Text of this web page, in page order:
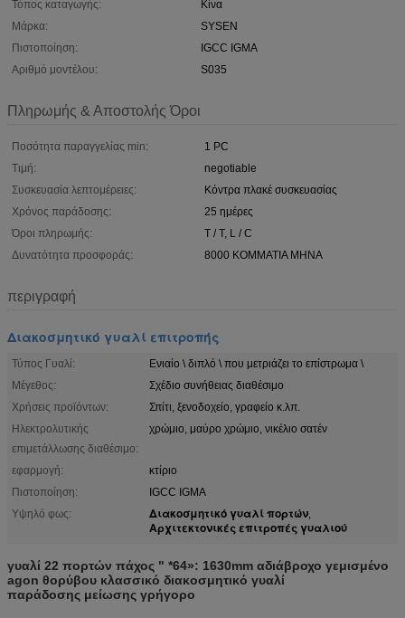
Τόπος καταγωγής:
Κίνα
Μάρκα:
SYSEN
Πιστοποίηση:
IGCC IGMA
Αριθμό μοντέλου:
S035
Πληρωμής & Αποστολής Όροι
Ποσότητα παραγγελίας min:
1 PC
Τιμή:
negotiable
Συσκευασία λεπτομέρειες:
Κόντρα πλακέ συσκευασίας
Χρόνος παράδοσης:
25 ημέρες
Όροι πληρωμής:
T / T, L / C
Δυνατότητα προσφοράς:
8000 ΚΟΜΜΑΤΙΑ ΜΗΝΑ
περιγραφή
Διακοσμητικό γυαλί επιτροπής
Τύπος Γυαλί:
Ενιαίο \ διπλό \ που μετριάζει το επίστρωμα \
Μέγεθος:
Σχέδιο συνήθειας διαθέσιμο
Χρήσεις προϊόντων:
Σπίτι, ξενοδοχείο, γραφείο κ.λπ.
Ηλεκτρολυτικής
επιμετάλλωσης διαθέσιμο:
χρώμιο, μαύρο χρώμιο, νικέλιο σατέν
εφαρμογή:
κτίριο
Πιστοποίηση:
IGCC IGMA
Υψηλό φως:
Διακοσμητικό γυαλί πορτών,
Αρχιτεκτονικές επιτροπές γυαλιού
γυαλί 22 πορτών πάχος " *64»: 1630mm αδιάβροχο γεμισμένο
agon θορύβου κλασσικό διακοσμητικό γυαλί
παράδοσης μείωσης γρήγορο